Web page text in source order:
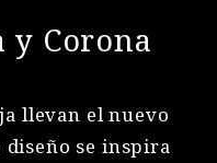
y Corona
llevan el nuevo
diseño se inspira